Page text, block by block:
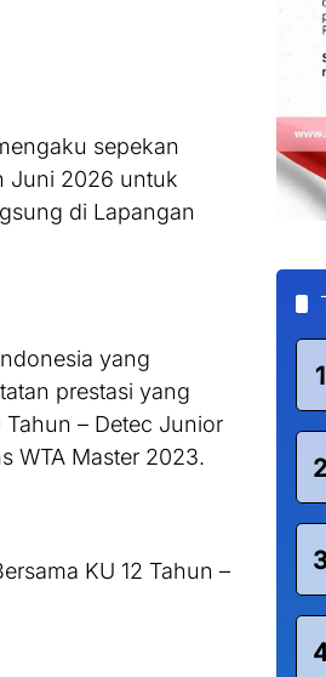
sepekan
Juni 2026 untuk
di Lapangan
yang
prestasi yang
– Detec Junior
WTA Master 2023.
KU 12 Tahun –
1
2